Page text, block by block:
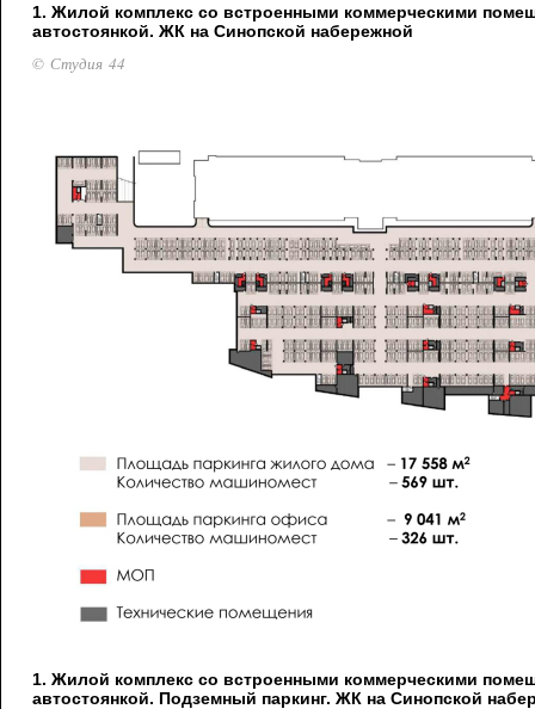
1. Жилой комплекс со встроенными коммерческими
автостоянкой. ЖК на Синопской набережной
© Студия 44
1. Жилой комплекс со встроенными коммерческими
автостоянкой. Подземный паркинг. ЖК на Синопской